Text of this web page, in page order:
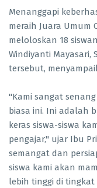
Menanggapi
meraih Juara Umum
meloloskan 18
Windiyanti Mayasari,
tersebut,
"Kami sangat
biasa ini. Ini adalah
keras siswa-siswa
pengajar," ujar Ibu
semangat dan
siswa kami akan
lebih tinggi di tingkat